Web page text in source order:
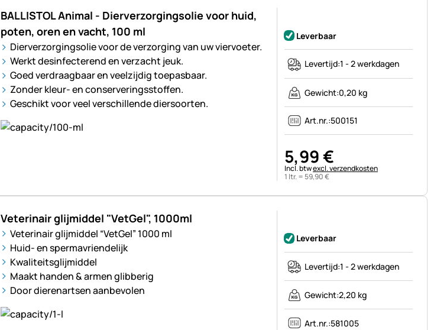
BALLISTOL Animal - Dierverzorgingsolie voor huid,
poten, oren en vacht, 100 ml
Dierverzorgingsolie voor de verzorging van uw viervoeter.
Werkt desinfecterend en verzacht jeuk.
Goed verdraagbaar en veelzijdig toepasbaar.
Zonder kleur- en conserveringsstoffen.
Geschikt voor veel verschillende diersoorten.
Leverbaar
Levertijd:1 - 2 werkdagen
Gewicht:0,20 kg
Art.nr.:500151
5,99€
Belastinginformatie:
Incl. btwexcl. verzendkosten
1 ltr. = 59,90€
Veterinair glijmiddel "VetGel", 1000ml
Veterinair glijmiddel “VetGel” 1000 ml
Huid- en spermavriendelijk
Kwaliteitsglijmiddel
Maakt handen & armen glibberig
Door dierenartsen aanbevolen
Leverbaar
Levertijd:1 - 2 werkdagen
Gewicht:2,20 kg
Art.nr.:581005